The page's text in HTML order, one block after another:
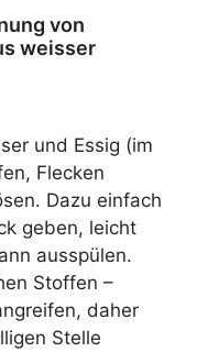
von
weisser
und Essig (im
Flecken
Dazu einfach
geben, leicht
ausspülen.
Stoffen –
daher
Stelle